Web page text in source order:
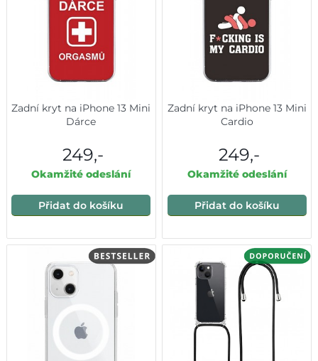
Zadní kryt na iPhone 13 Mini
Dárce
249,-
Okamžité odeslání
Přidat do košíku
Zadní kryt na iPhone 13 Mini
Cardio
249,-
Okamžité odeslání
Přidat do košíku